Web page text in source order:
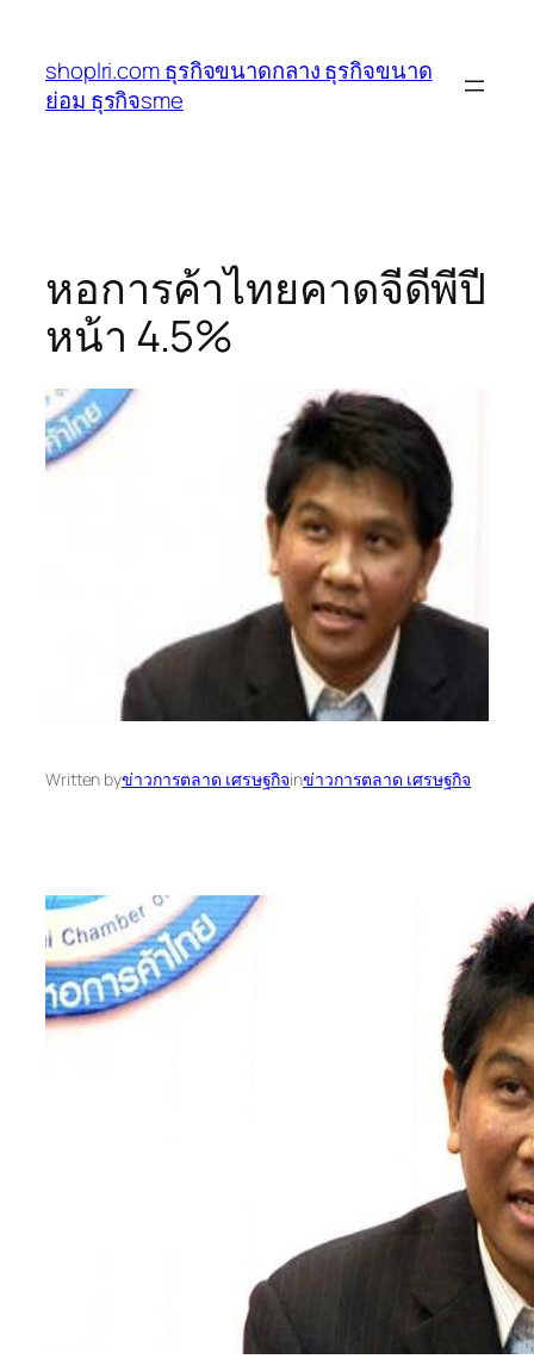
เนื้อหา
shoplri.com ธุรกิจขนาดกลาง ธุรกิจขนาด
ย่อม ธุรกิจsme
หอการค้าไทยคาดจีดีพีปี
หน้า 4.5%
Written byข่าวการตลาด เศรษฐกิจinข่าวการตลาด เศรษฐกิจ